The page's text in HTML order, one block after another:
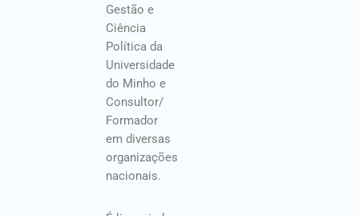
Gestão e
Ciência
Política da
Universidade
do Minho e
Consultor/
Formador
em diversas
organizações
nacionais.